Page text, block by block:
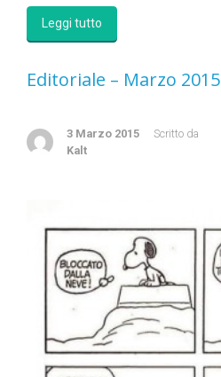
Leggi tutto
Editoriale – Marzo 2015
3 Marzo 2015
Scritto da
Kalt